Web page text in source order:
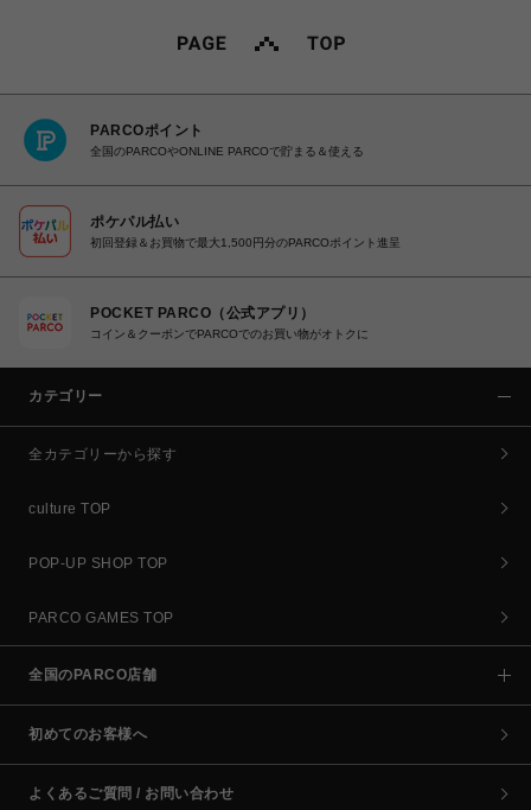
PARCOポイント
全国のPARCOやONLINE PARCOで貯まる＆使える
ポケパル払い
初回登録＆お買物で最大1,500円分のPARCOポイント進呈
POCKET PARCO（公式アプリ）
コイン＆クーポンでPARCOでのお買い物がオトクに
カテゴリー
全カテゴリーから探す
culture TOP
POP-UP SHOP TOP
PARCO GAMES TOP
全国のPARCO店舗
初めてのお客様へ
よくあるご質問 / お問い合わせ